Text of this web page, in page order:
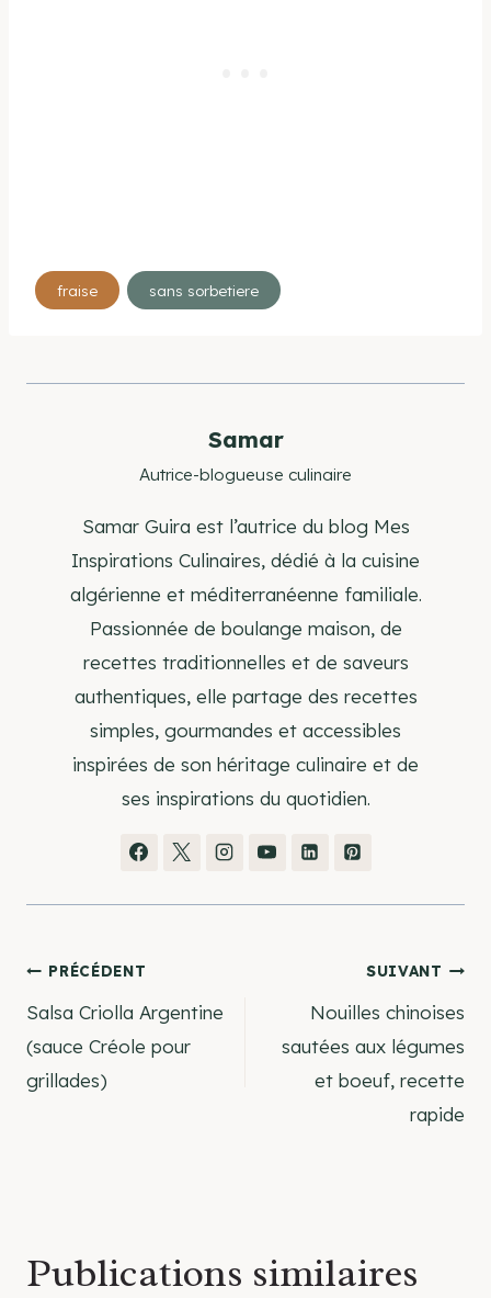
Étiquettes
de
publication :
fraise sans sorbetiere
Samar
Autrice-blogueuse culinaire
Samar Guira est l’autrice du blog Mes
Inspirations Culinaires, dédié à la cuisine
algérienne et méditerranéenne familiale.
Passionnée de boulange maison, de
recettes traditionnelles et de saveurs
authentiques, elle partage des recettes
simples, gourmandes et accessibles
inspirées de son héritage culinaire et de
ses inspirations du quotidien.
Navigation
de
l’article
PRÉCÉDENT
Salsa Criolla Argentine
(sauce Créole pour
grillades)
SUIVANT
Nouilles chinoises
sautées aux légumes
et boeuf, recette
rapide
Publications similaires